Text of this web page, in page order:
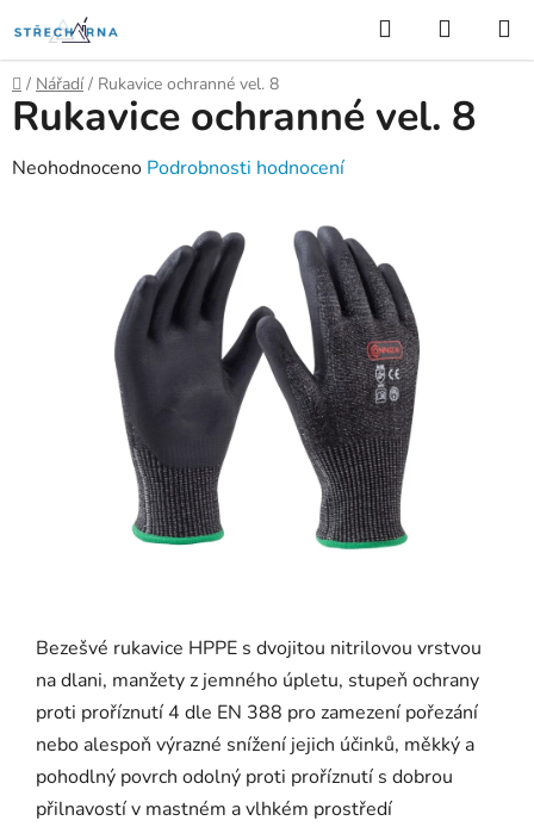
na
obsah
Hledat
KOŠÍK
Domů
/ Nářadí / Rukavice ochranné vel. 8
Bezešvé rukavice HPPE s dvojitou nitrilovou vrstvou
na dlani, manžety z jemného úpletu, stupeň ochrany
proti proříznutí 4 dle EN 388 pro zamezení pořezání
nebo alespoň výrazné snížení jejich účinků, měkký a
pohodlný povrch odolný proti proříznutí s dobrou
přilnavostí v mastném a vlhkém prostředí
Rukavice ochranné vel. 8
Průměrné
Neohodnoceno Podrobnosti hodnocení